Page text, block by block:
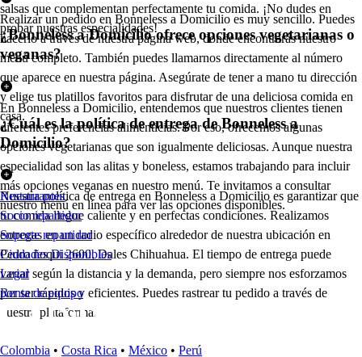
salsas que complementan perfectamente tu comida. ¡No dudes en
probar nuestras especialidades!
Realizar un pedido en Bonneless a Domicilio es muy sencillo. Puedes
hacerlo a través de nuestra página web, donde encontrarás nuestro
menú completo. También puedes llamarnos directamente al número
que aparece en nuestra página. Asegúrate de tener a mano tu dirección
y elige tus platillos favoritos para disfrutar de una deliciosa comida en
casa.
¿Bonneless a Domicilio ofrece opciones vegetarianas o
veganas?
En Bonneless a Domicilio, entendemos que nuestros clientes tienen
diferentes preferencias alimenticias. Por eso, ofrecemos algunas
opciones vegetarianas que son igualmente deliciosas. Aunque nuestra
especialidad son las alitas y boneless, estamos trabajando para incluir
más opciones veganas en nuestro menú. Te invitamos a consultar
nuestro menú en línea para ver las opciones disponibles.
¿Cuál es la política de entrega de Bonneless a
Domicilio?
Nuestra política de entrega en Bonneless a Domicilio es garantizar que
tu comida llegue caliente y en perfectas condiciones. Realizamos
entregas en un radio específico alrededor de nuestra ubicación en
Pedro ñoqui 2600, Dales Chihuahua. El tiempo de entrega puede
variar según la distancia y la demanda, pero siempre nos esforzamos
por ser rápidos y eficientes. Puedes rastrear tu pedido a través de
nuestra plataforma.
Restaurantes
Socio repartidor
Soporte repartidor
Ciudades Disponibles
Legal
Renta de equipo
Colombia • Costa Rica • México • Perú